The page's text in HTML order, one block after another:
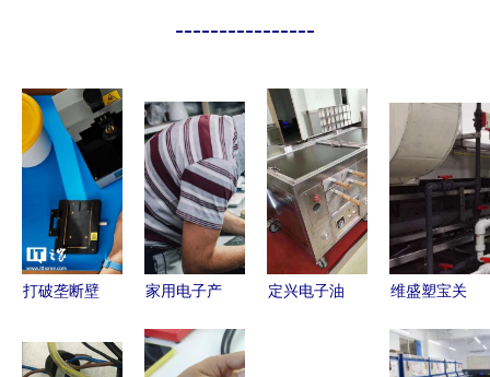
----------------
打破垄断壁
修权法案如
家用电子产
默默守护现
定兴电子油
维盛塑宝关
护与保养小